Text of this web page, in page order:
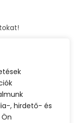
, hirdető- és